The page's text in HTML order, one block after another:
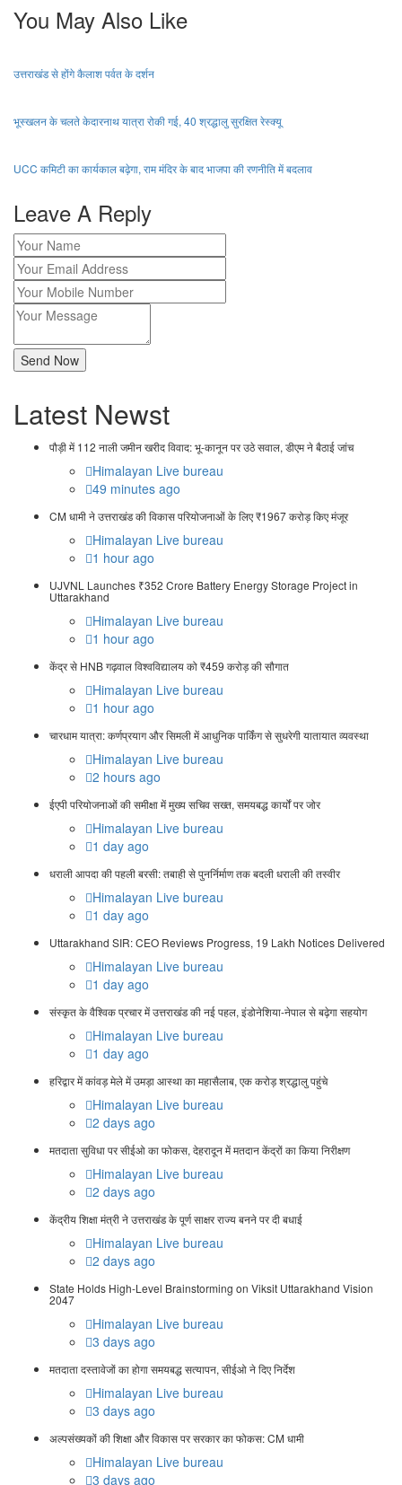
You May Also Like
उत्तराखंड से होंगे कैलाश पर्वत के दर्शन
भूस्खलन के चलते केदारनाथ यात्रा रोकी गई, 40 श्रद्धालु सुरक्षित रेस्क्यू
UCC कमिटी का कार्यकाल बढ़ेगा, राम मंदिर के बाद भाजपा की रणनीति में बदलाव
Leave A Reply
Latest Newst
पौड़ी में 112 नाली जमीन खरीद विवाद: भू-कानून पर उठे सवाल, डीएम ने बैठाई जांच
Himalayan Live bureau
49 minutes ago
CM धामी ने उत्तराखंड की विकास परियोजनाओं के लिए ₹1967 करोड़ किए मंजूर
Himalayan Live bureau
1 hour ago
UJVNL Launches ₹352 Crore Battery Energy Storage Project in
Uttarakhand
Himalayan Live bureau
1 hour ago
केंद्र से HNB गढ़वाल विश्वविद्यालय को ₹459 करोड़ की सौगात
Himalayan Live bureau
1 hour ago
चारधाम यात्रा: कर्णप्रयाग और सिमली में आधुनिक पार्किंग से सुधरेगी यातायात व्यवस्था
Himalayan Live bureau
2 hours ago
ईएपी परियोजनाओं की समीक्षा में मुख्य सचिव सख्त, समयबद्ध कार्यों पर जोर
Himalayan Live bureau
1 day ago
धराली आपदा की पहली बरसी: तबाही से पुनर्निर्माण तक बदली धराली की तस्वीर
Himalayan Live bureau
1 day ago
Uttarakhand SIR: CEO Reviews Progress, 19 Lakh Notices Delivered
Himalayan Live bureau
1 day ago
संस्कृत के वैश्विक प्रचार में उत्तराखंड की नई पहल, इंडोनेशिया-नेपाल से बढ़ेगा सहयोग
Himalayan Live bureau
1 day ago
हरिद्वार में कांवड़ मेले में उमड़ा आस्था का महासैलाब, एक करोड़ श्रद्धालु पहुंचे
Himalayan Live bureau
2 days ago
मतदाता सुविधा पर सीईओ का फोकस, देहरादून में मतदान केंद्रों का किया निरीक्षण
Himalayan Live bureau
2 days ago
केंद्रीय शिक्षा मंत्री ने उत्तराखंड के पूर्ण साक्षर राज्य बनने पर दी बधाई
Himalayan Live bureau
2 days ago
State Holds High-Level Brainstorming on Viksit Uttarakhand Vision
2047
Himalayan Live bureau
3 days ago
मतदाता दस्तावेजों का होगा समयबद्ध सत्यापन, सीईओ ने दिए निर्देश
Himalayan Live bureau
3 days ago
अल्पसंख्यकों की शिक्षा और विकास पर सरकार का फोकस: CM धामी
Himalayan Live bureau
3 days ago